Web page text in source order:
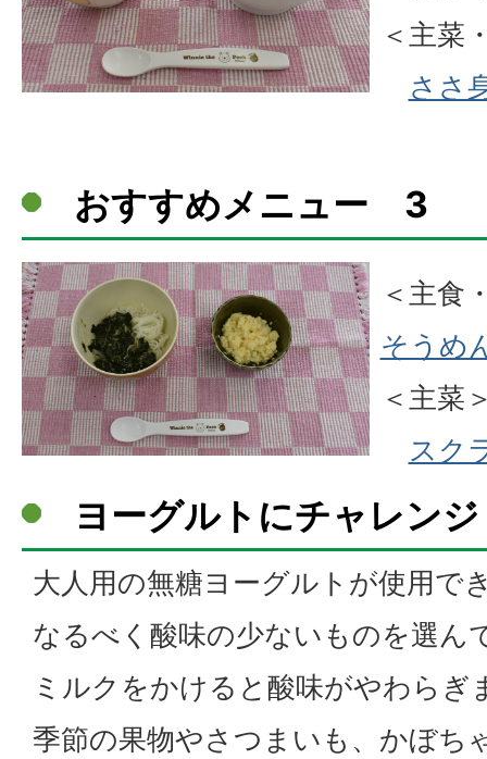
＜主菜
ささ
おすすめメニュー 3
＜主
そうめ
＜主菜
スク
ヨーグルトにチャレン
大人用の無糖ヨーグルトが使用で
なるべく酸味の少ないものを選ん
ミルクをかけると酸味がやわらぎ
季節の果物やさつまいも、かぼち